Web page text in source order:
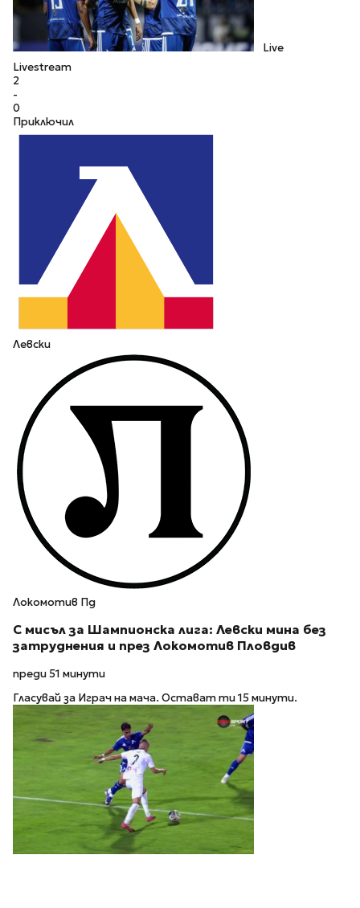
Live
Livestream
2
-
0
Приключил
Левски
Локомотив Пд
С мисъл за Шампионска лига: Левски мина без
затруднения и през Локомотив Пловдив
преди 51 минути
Гласувай за Играч на мача. Остават ти 15 минути.